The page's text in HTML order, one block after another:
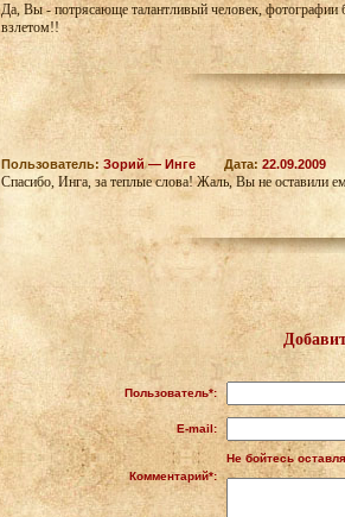
Да, Вы - потрясающе талантливый человек, фотографии
взлетом!!
Пользователь: Зорий — Инге Дата: 22.09.2009
Спасибо, Инга, за теплые слова! Жаль, Вы не оставили
Пользователь*:
E-mail:
Не бойтесь
Комментарий*: